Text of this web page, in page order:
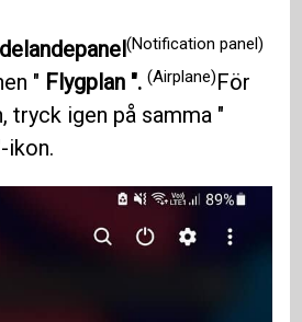
(Notification panel)
" Flygplan ".(Airplane)För
tryck igen på samma "
ikon.